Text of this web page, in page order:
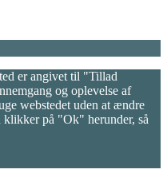
er angivet til "Tillad
og oplevelse af
webstedet uden at ændre
på "Ok" herunder, så